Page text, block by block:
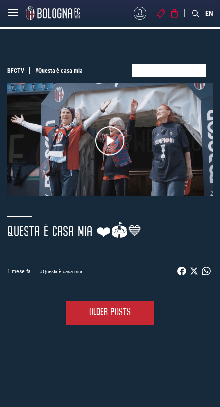
MYBFCBIGLIETTI
STORE EN
BFCTV #Questa è casa mia
QUESTA È CASA MIA ❤️🏟️💙
1 mese fa #Questa è casa mia
OLDER POSTS